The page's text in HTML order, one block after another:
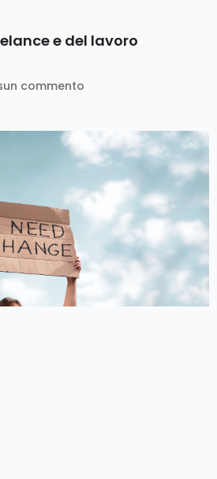
e del lavoro
commento